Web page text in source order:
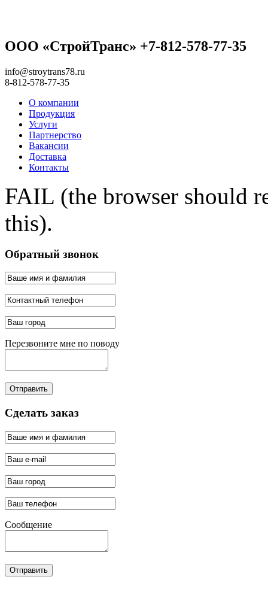
ООО «СтройТранс» +7-812-578-77-35
info@stroytrans78.ru
8-812-578-77-35
О компании
Продукция
Услуги
Партнерство
Вакансии
Доставка
Контакты
FAIL (the browser should
this).
Обратный звонок
Перезвоните мне по поводу
Отправить
Сделать заказ
Сообщение
Отправить